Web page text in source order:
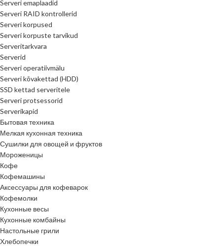
Serveri emaplaadid
Serveri RAID kontrollerid
Serveri korpused
Serveri korpuste tarvikud
Serveritarkvara
Serverid
Serveri operatiivmälu
Serveri kõvakettad (HDD)
SSD kettad serveritele
Serveri protsessorid
Serverikapid
Бытовая техника
Мелкая кухонная техника
Сушилки для овощей и фруктов
Мороженицы
Кофе
Кофемашины
Аксессуары для кофеварок
Кофемолки
Кухонные весы
Кухонные комбайны
Настольные грили
Хлебопечки